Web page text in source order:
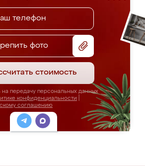
фото
стоимость
передачу персональных данных
конфиденциальности
соглашению